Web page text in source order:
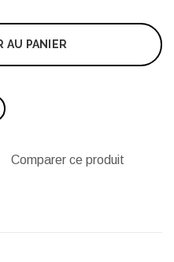
AU PANIER
Comparer ce produit